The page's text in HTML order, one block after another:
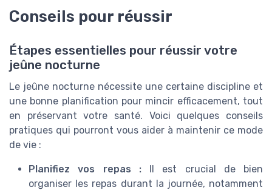
Conseils pour réussir
Étapes essentielles pour réussir votre
jeûne nocturne
Le jeûne nocturne nécessite une certaine discipline et
une bonne planification pour mincir efficacement, tout
en préservant votre santé. Voici quelques conseils
pratiques qui pourront vous aider à maintenir ce mode
de vie :
Planifiez vos repas :Il est crucial de bien
organiser les repas durant la journée, notamment